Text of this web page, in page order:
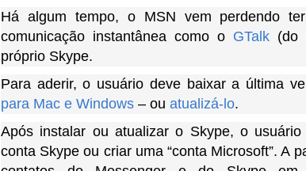
Há algum tempo, o MSN vem perdendo
comunicação instantânea como o GTalk (do
próprio Skype.
Para aderir, o usuário deve baixar a última
para Mac e Windows – ou atualizá-lo.
Após instalar ou atualizar o Skype, o
conta Skype ou criar uma “conta Microsoft”. A